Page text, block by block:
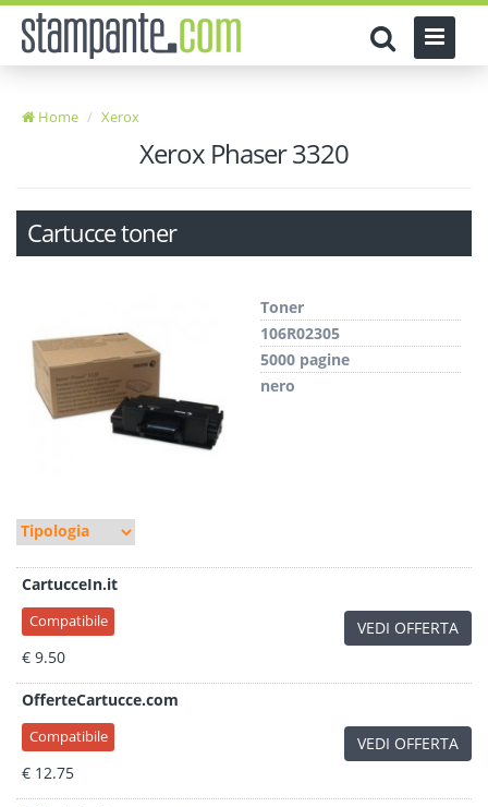
Home Xerox
Xerox Phaser 3320
Cartucce toner
Toner
106R02305
5000 pagine
nero
CartucceIn.it
Compatibile
€ 9.50
VEDI OFFERTA
OfferteCartucce.com
Compatibile
€ 12.75
VEDI OFFERTA